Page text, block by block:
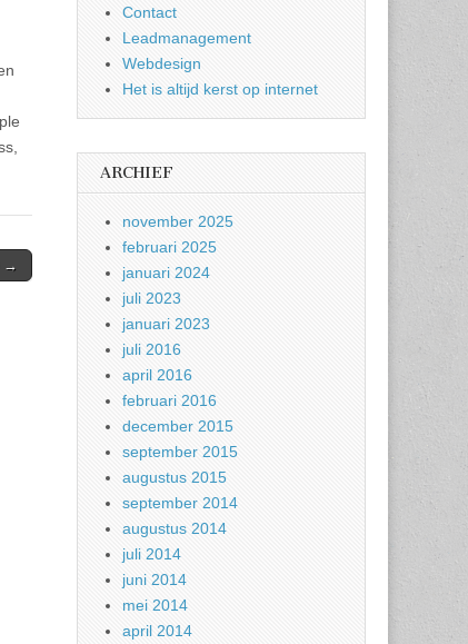
→
Contact
Leadmanagement
Webdesign
Het is altijd kerst op internet
ARCHIEF
november 2025
februari 2025
januari 2024
juli 2023
januari 2023
juli 2016
april 2016
februari 2016
december 2015
september 2015
augustus 2015
september 2014
augustus 2014
juli 2014
juni 2014
mei 2014
april 2014